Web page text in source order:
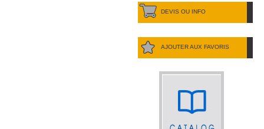
DEVIS OU INFO
AJOUTER AUX FAVORIS